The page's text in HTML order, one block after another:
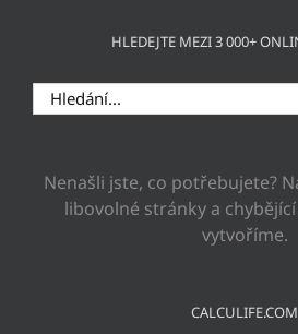
HLEDEJTE MEZI 3 000+
Hledat:
Nenašli jste, co potřebujete?
libovolné stránky a
vytvoříme.
CALCULIFE.COM